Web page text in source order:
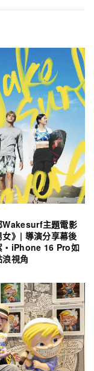
Wakesurf主題電影
女》| 導演分享幕後
・iPhone 16 Pro如
視角